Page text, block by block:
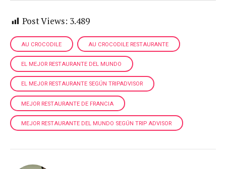
Post Views: 3.489
AU CROCODILE AU CROCODILE RESTAURANTE
EL MEJOR RESTAURANTE DEL MUNDO
EL MEJOR RESTAURANTE SEGÚN TRIPADVISOR
MEJOR RESTAURANTE DE FRANCIA
MEJOR RESTAURANTE DEL MUNDO SEGÚN TRIP ADVISOR